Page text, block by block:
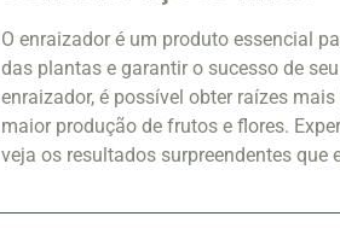
O enraizador é um produto essencial
das plantas e garantir o sucesso de
enraizador, é possível obter raízes
maior produção de frutos e flores.
veja os resultados surpreendentes que